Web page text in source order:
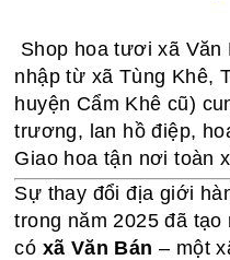
Shop hoa tươi xã Văn
nhập từ xã Tùng Khê,
huyện Cẩm Khê cũ)
trương, lan hồ điệp,
Giao hoa tận nơi toàn
Sự thay đổi địa giới
trong năm 2025 đã
có xã Văn Bán – một